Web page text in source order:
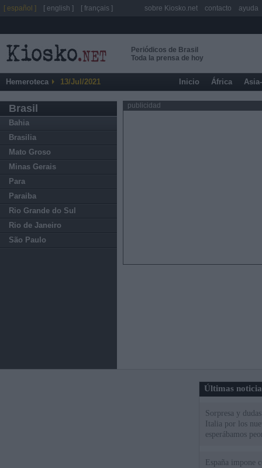
Periódicos de Brasil
Toda la prensa de hoy
Hemeroteca 13/Jul/2021 Inicio África
Brasil
Bahia
Brasilia
Mato Groso
Minas Gerais
Para
Paraiba
Rio Grande do Sul
Rio de Janeiro
São Paulo
publicidad
Últimas
Sorpresa y
Italia por los
esperábamos
España impone
[ español ] [ english ] [ français ] sobre Kiosko.net contacto ayuda